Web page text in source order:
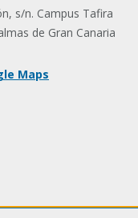
s/n. Campus Tafira
de Gran Canaria
Maps